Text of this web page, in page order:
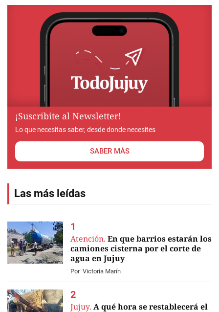
¡Suscribite al Newsletter!
Lo que necesitas saber, desde donde necesites
SABER MÁS
Las más leídas
Atención. En que barrios estarán los
camiones cisterna por el corte de
agua en Jujuy
Por Victoria Marín
Jujuy. A qué hora se restablecerá el